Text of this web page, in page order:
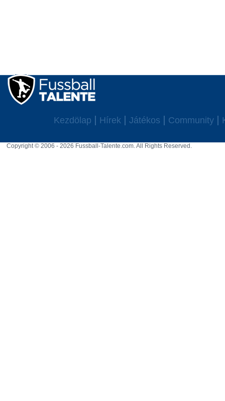
Kezdölap Hírek Játékos Community
Copyright © 2006 - 2026 Fussball-Talente.com. All Rights Reserved.